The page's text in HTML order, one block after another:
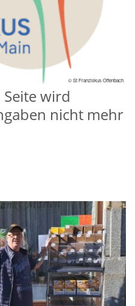
© St Franziskus Offenbach
Seite wird
nicht mehr